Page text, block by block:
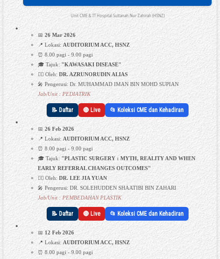
Unit CME & IT Hospital Sultanah Nur Zahirah (HSNZ)
📅 26 Mar 2026
📍 Lokasi: AUDITORIUM ACC, HSNZ
⏰ 8.00 pagi - 9.00 pagi
🎓 Tajuk: "KAWASAKI DISEASE"
👩‍⚕️ Oleh:DR. AZRUNORUDIN ALIAS
🎤 Pengerusi: Dr. MUHAMMAD IMAN BIN MOHD SUPIAN
Jab/Unit : PEDIATRIK
📝 Daftar 🔴 Live 📂 Koleksi CME dan Kehadiran
📅 26 Feb 2026
📍 Lokasi: AUDITORIUM ACC, HSNZ
⏰ 8.00 pagi - 9.00 pagi
🎓 Tajuk: "PLASTIC SURGERY : MYTH, REALITY AND WHEN
EARLY REFERRAL CHANGES OUTCOMES"
👩‍⚕️ Oleh: DR. LEE JIA YUAN
🎤 Pengerusi: DR. SOLEHUDDEN SHAATIBI BIN ZAHARI
Jab/Unit : PEMBEDAHAN PLASTIK
📝 Daftar 🔴 Live 📂 Koleksi CME dan Kehadiran
📅 12 Feb 2026
📍 Lokasi: AUDITORIUM ACC, HSNZ
⏰ 8.00 pagi - 9.00 pagi